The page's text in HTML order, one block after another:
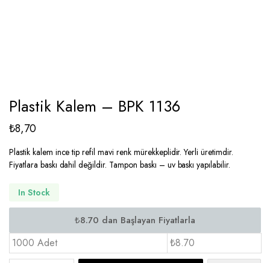
Plastik Kalem – BPK 1136
₺8,70
Plastik kalem ince tip refil mavi renk mürekkeplidir. Yerli üretimdir.
Fiyatlara baskı dahil değildir. Tampon baskı – uv baskı yapılabilir.
In Stock
1000 Adet ₺8.70